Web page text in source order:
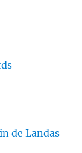
de Landas